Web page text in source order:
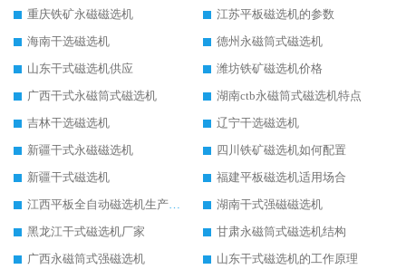
重庆铁矿永磁磁选机
江苏平板磁选机的参数
海南干选磁选机
德州永磁筒式磁选机
山东干式磁选机供应
潍坊铁矿磁选机价格
广西干式永磁筒式磁选机
湖南ctb永磁筒式磁选机特点
吉林干选磁选机
辽宁干选磁选机
新疆干式永磁磁选机
四川铁矿磁选机如何配置
新疆干式磁选机
福建平板磁选机适用场合
江西平板全自动磁选机生产厂家
湖南干式强磁磁选机
黑龙江干式磁选机厂家
甘肃永磁筒式磁选机结构
广西永磁筒式强磁选机
山东干式磁选机的工作原理